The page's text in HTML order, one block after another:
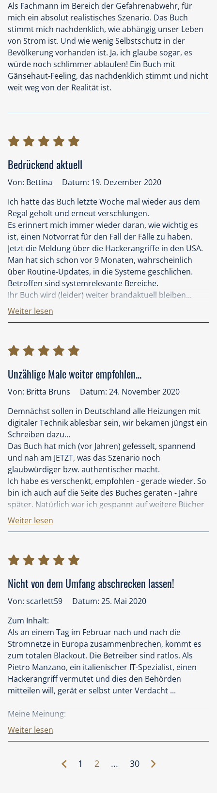
benötigt. Unsereins hätte da schon mal den Grill im
Garten angeschmissen. Im Februar hätte man doch
über Schnee und Regentonne Wasser gezapft? Klar, in
dichten Innenstädte schwierig.
Außerdem fand ich es unglaubwürdig, dass
Rinderhälften in einem Laster gleich ein Tag nach
Stromausfall verdorben sein sollen
Und dass schon am Tag 7 der Schwarzmarkt so
Ausgesprochen gut fand ich, dass bei den
waren. Das ist bestimmt gut, auch die Anwesenheit
von Philosoph*innen hätten eine Berechtigung!
Auch wenn das Buch schon 8 Jahe alt ist, hatte ich es
sehr spannend empfunden. Ich werde demnächst die
Empfehlungen für diindividuelle Vorbereitung zum
Herzlichen Dank für die Anregungungen
Monika Sertl
Als Fachmann im Bereich der Gefahrenabwehr, für
mich ein absolut realistisches Szenario. Das Buch
stimmt mich nachdenklich, wie abhängig unser Leben
von Strom ist. Und wie wenig Selbstschutz in der
Bevölkerung vorhanden ist. Ja, ich glaube sogar, es
würde noch schlimmer ablaufen! Ein Buch mit
Gänsehaut-Feeling, das nachdenklich stimmt und nicht
weit weg von der Realität ist.
Bedrückend aktuell
Von: Bettina
Datum: 19. Dezember 2020
Ich hatte das Buch letzte Woche mal wieder aus dem
Regal geholt und erneut verschlungen.
Es erinnert mich immer wieder daran, wie wichtig es
ist, einen Notvorrat für den Fall der Fälle zu haben.
Jetzt die Meldung über die Hackerangriffe in den USA.
Man hat sich schon vor 9 Monaten, wahrscheinlich
über Routine-Updates, in die Systeme geschlichen.
Betroffen sind systemrelevante Bereiche.
Ihr Buch wird (leider) weiter brandaktuell bleiben...
Im aktualisierten Nachwort meiner Ausgabe schreiben
Sie von Ihrer Hoffnung, die Realität werde sich beim
Wir leben wahrhaftig in „interessanten“ Zeiten.
Weiter lesen
Unzählige Male weiter empfohlen...
Von: Britta Bruns
Datum: 24. November 2020
Demnächst sollen in Deutschland alle Heizungen mit
digitaler Technik ablesbar sein, wir bekamen jüngst ein
Schreiben dazu...
Das Buch hat mich (vor Jahren) gefesselt, spannend
und nah am JETZT, was das Szenario noch
glaubwürdiger bzw. authentischer macht.
Ich habe es verschenkt, empfohlen - gerade wieder. So
bin ich auch auf die Seite des Buches geraten - Jahre
später. Natürlich war ich gespannt auf weitere Bücher
des Autors, fand aber "Blackout" am
beeindruckendsten.
Weiter lesen
Nicht von dem Umfang abschrecken lassen!
Von: scarlett59
Datum: 25. Mai 2020
Zum Inhalt:
Als an einem Tag im Februar nach und nach die
Stromnetze in Europa zusammenbrechen, kommt es
zum totalen Blackout. Die Betreiber sind ratlos. Als
Pietro Manzano, ein italienischer IT-Spezialist, einen
Hackerangriff vermutet und dies den Behörden
mitteilen will, gerät er selbst unter Verdacht ...
Meine Meinung:
Es ist m.E. ein „typischer Elsberg“, der sich durch die
Faktenwissen auszeichnet. Und obwohl ich so etwas
Weiter lesen
1 2 ... 30